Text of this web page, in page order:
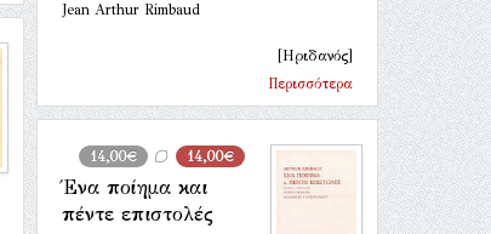
Jean Arthur Rimbaud
[Ηριδανός]
Περισσότερα
14,00€ 14,00€
Ένα ποίημα και
πέντε επιστολές